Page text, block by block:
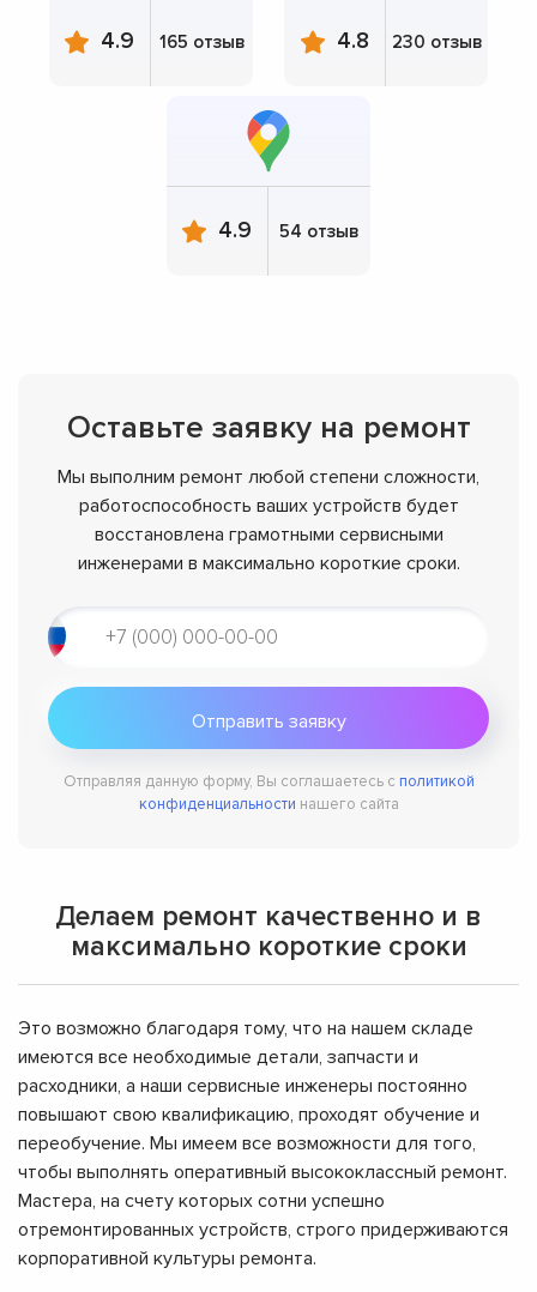
4.9 165 отзыв 4.8 230 отзыв
4.9 54 отзыв
Оставьте заявку на ремонт
Мы выполним ремонт любой степени сложности,
работоспособность ваших устройств будет
восстановлена грамотными сервисными
инженерами в максимально короткие сроки.
Отправляя данную форму, Вы соглашаетесь с политикой
конфиденциальности нашего сайта
Делаем ремонт качественно и в
максимально короткие сроки
Это возможно благодаря тому, что на нашем складе
имеются все необходимые детали, запчасти и
расходники, а наши сервисные инженеры постоянно
повышают свою квалификацию, проходят обучение и
переобучение. Мы имеем все возможности для того,
чтобы выполнять оперативный высококлассный ремонт.
Мастера, на счету которых сотни успешно
отремонтированных устройств, строго придерживаются
корпоративной культуры ремонта.